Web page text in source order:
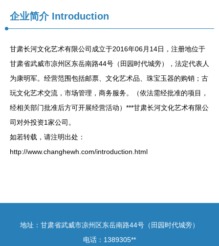
企业简介 Introduction
甘肃长河文化艺术有限公司成立于2016年06月14日，注册地位于
甘肃省武威市凉州区东岳南路44号（田园时代城旁），法定代表人
为康明军。经营范围包括邮票、文化艺术品、珠宝玉器的购销；古
玩文化艺术交流，市场管理，商务服务。（依法需经批准的项目，
经相关部门批准后方可开展经营活动）***甘肃长河文化艺术有限公
司对外投资1家公司。
如若转载，请注明出处：
http://www.changhewh.com/introduction.html
地址：甘肃省武威市凉州区东岳南路44号（田园时代城旁）
电话：1389305**